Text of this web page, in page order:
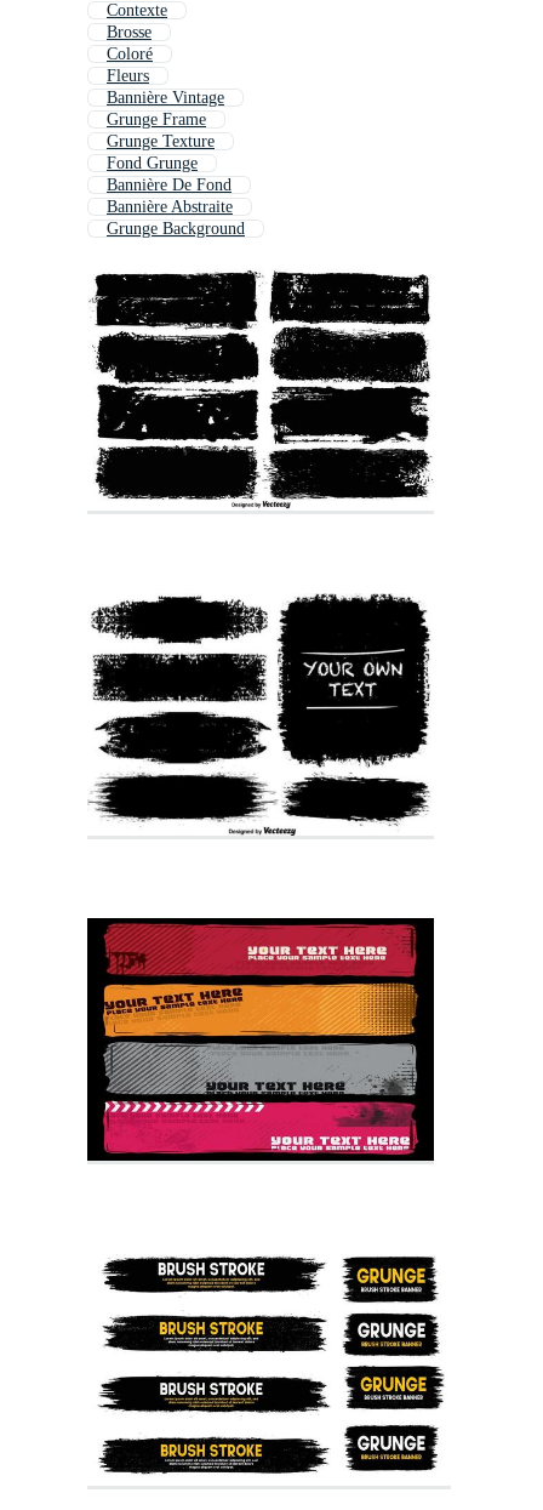
Contexte
Brosse
Coloré
Fleurs
Bannière Vintage
Grunge Frame
Grunge Texture
Fond Grunge
Bannière De Fond
Bannière Abstraite
Grunge Background